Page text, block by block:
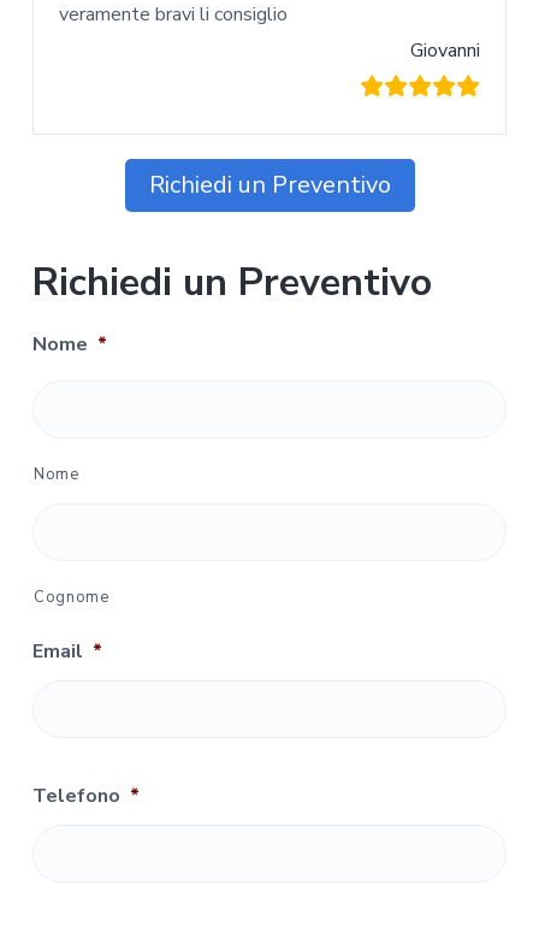
veramente bravi li consiglio
Giovanni
Richiedi un Preventivo
Richiedi un Preventivo
Nome *
Nome
Cognome
Email *
Telefono *